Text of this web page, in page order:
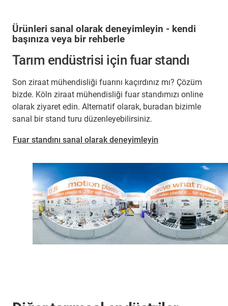
Ürünleri sanal olarak deneyimleyin - kendi
başınıza veya bir rehberle
Tarım endüstrisi için fuar standı
Son ziraat mühendisliği fuarını kaçırdınız mı? Çözüm
bizde. Köln ziraat mühendisliği fuar standımızı online
olarak ziyaret edin. Alternatif olarak, buradan bizimle
sanal bir stand turu düzenleyebilirsiniz.
Fuar standını sanal olarak deneyimleyin